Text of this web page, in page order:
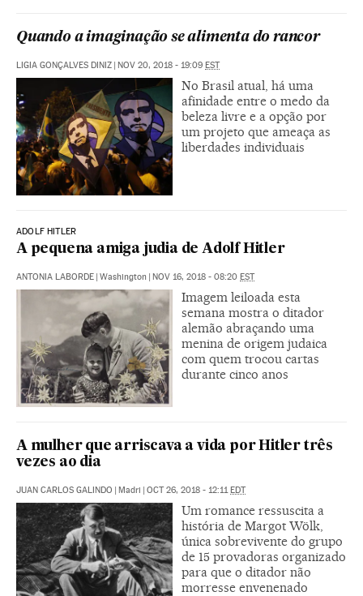
Quando a imaginação se alimenta do rancor
LIGIA GONÇALVES DINIZ | NOV 20, 2018 - 19:09 EST
No Brasil atual, há uma
afinidade entre o medo da
beleza livre e a opção por
um projeto que ameaça as
liberdades individuais
ADOLF HITLER
A pequena amiga judia de Adolf Hitler
ANTONIA LABORDE | Washington | NOV 16, 2018 - 08:20 EST
Imagem leiloada esta
semana mostra o ditador
alemão abraçando uma
menina de origem judaica
com quem trocou cartas
durante cinco anos
A mulher que arriscava a vida por Hitler três
vezes ao dia
JUAN CARLOS GALINDO | Madri | OCT 26, 2018 - 12:11EDT
Um romance ressuscita a
história de Margot Wölk,
única sobrevivente do grupo
de 15 provadoras organizado
para que o ditador não
morresse envenenado